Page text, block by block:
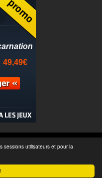
sessions utilisateurs et pour la